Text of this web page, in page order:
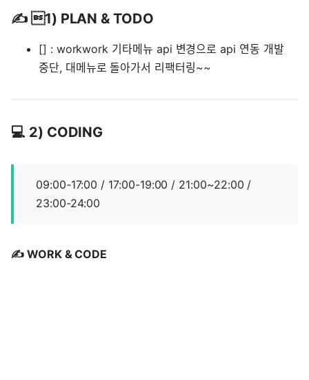
✍️ 1) PLAN & TODO
[] : workwork 기타메뉴 api 변경으로 api 연동 개발
중단, 대메뉴로 돌아가서 리팩터링~~
💻 2) CODING
09:00-17:00 / 17:00-19:00 / 21:00~22:00 /
23:00-24:00
✍️ WORK & CODE